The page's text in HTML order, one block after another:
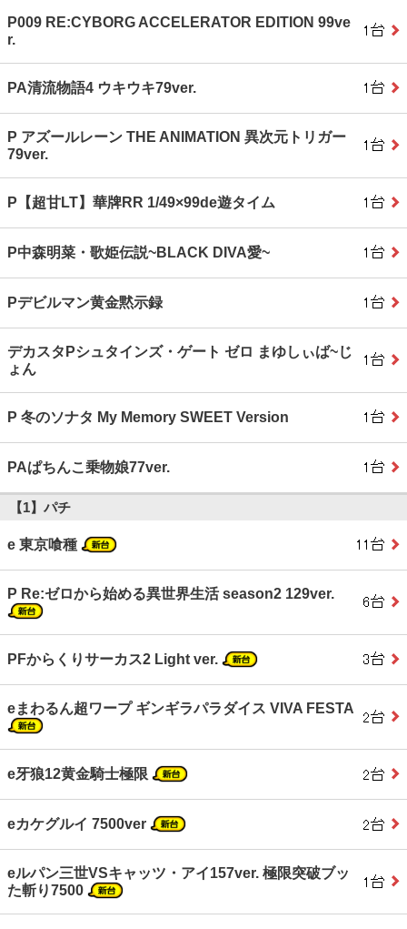
P009 RE:CYBORG ACCELERATOR EDITION 99ve
r.
PA清流物語4 ウキウキ79ver.
P アズールレーン THE ANIMATION 異次元トリガー
79ver.
P【超甘LT】華牌RR 1/49×99de遊タイム
P中森明菜・歌姫伝説~BLACK DIVA愛~
Pデビルマン黄金黙示録
デカスタPシュタインズ・ゲート ゼロ まゆしぃば~じ
ょん
P 冬のソナタ My Memory SWEET Version
PAぱちんこ乗物娘77ver.
【1】パチ
e 東京喰種
P Re:ゼロから始める異世界生活 season2 129ver.
PFからくりサーカス2 Light ver.
eまわるん超ワープ ギンギラパラダイス VIVA FESTA
e牙狼12黄金騎士極限
eカケグルイ 7500ver
eルパン三世VSキャッツ・アイ157ver. 極限突破ブッ
た斬り7500